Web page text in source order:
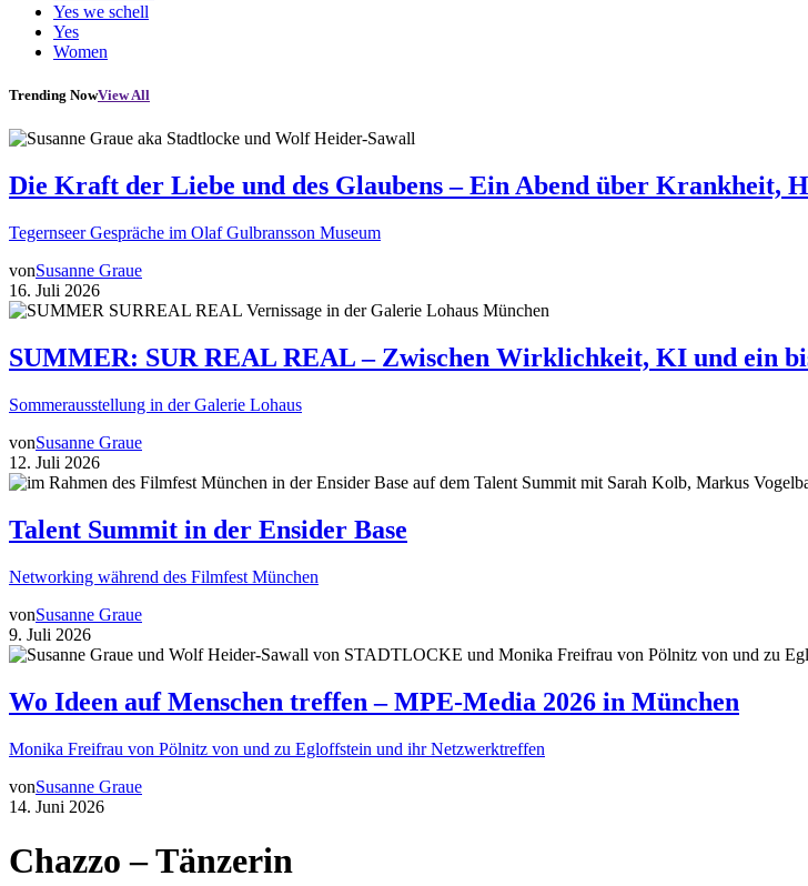
Yes we schell
Yes
Women
Trending NowView All
Die Kraft der Liebe und des Glaubens – Ein Abend über Krankheit,
Tegernseer Gespräche im Olaf Gulbransson Museum
vonSusanne Graue
16. Juli 2026
SUMMER: SUR REAL REAL – Zwischen Wirklichkeit, KI und ein
Sommerausstellung in der Galerie Lohaus
vonSusanne Graue
12. Juli 2026
Talent Summit in der Ensider Base
Networking während des Filmfest München
vonSusanne Graue
9. Juli 2026
Wo Ideen auf Menschen treffen – MPE-Media 2026 in München
Monika Freifrau von Pölnitz von und zu Egloffstein und ihr Netzwerktreffen
vonSusanne Graue
14. Juni 2026
Chazzo – Tänzerin